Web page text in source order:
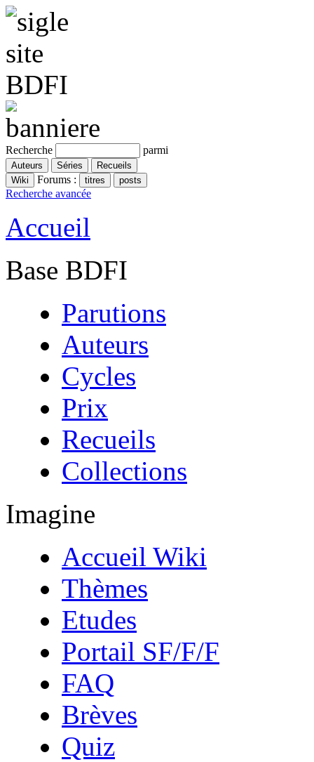
Recherche parmi
Forums :
Recherche avancée
Accueil
Base BDFI
Parutions
Auteurs
Cycles
Prix
Recueils
Collections
Imagine
Accueil Wiki
Thèmes
Etudes
Portail SF/F/F
FAQ
Brèves
Quiz